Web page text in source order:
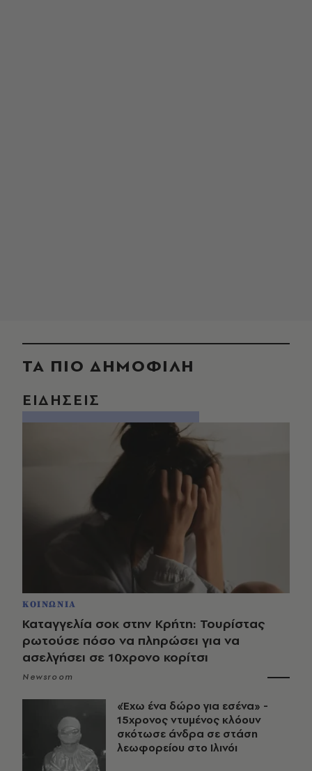
ΤΑ ΠΙΟ ΔΗΜΟΦΙΛΗ
ΕΙΔΗΣΕΙΣ
ΚΟΙΝΩΝΙΑ
Καταγγελία σοκ στην Κρήτη: Τουρίστας
ρωτούσε πόσο να πληρώσει για να
ασελγήσει σε 10χρονο κορίτσι
Newsroom
«Έχω ένα δώρο για εσένα» -
15χρονος ντυμένος κλόουν
σκότωσε άνδρα σε στάση
λεωφορείου στο Ιλινόι